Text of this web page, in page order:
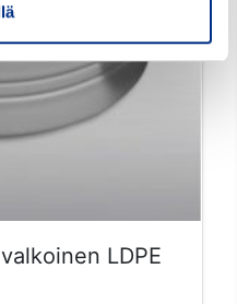
valkoinen LDPE